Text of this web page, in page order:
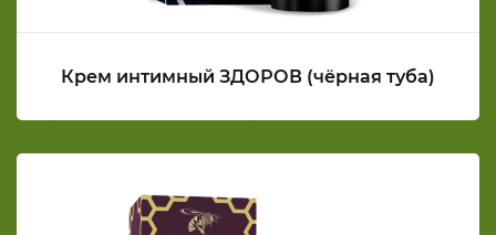
Крем интимный ЗДОРОВ (чёрная туба)